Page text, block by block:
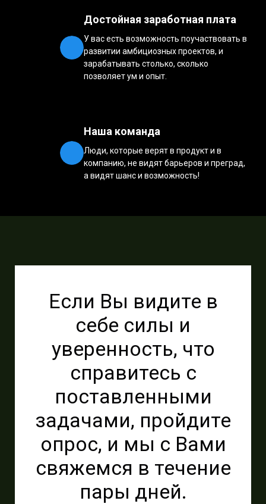
Достойная заработная плата
У вас есть возможность поучаствовать в
развитии амбициозных проектов, и
зарабатывать столько, сколько
позволяет ум и опыт.
Наша команда
Люди, которые верят в продукт и в
компанию, не видят барьеров и преград,
а видят шанс и возможность!
Если Вы видите в
себе силы и
уверенность, что
справитесь с
поставленными
задачами, пройдите
опрос, и мы с Вами
свяжемся в течение
пары дней.